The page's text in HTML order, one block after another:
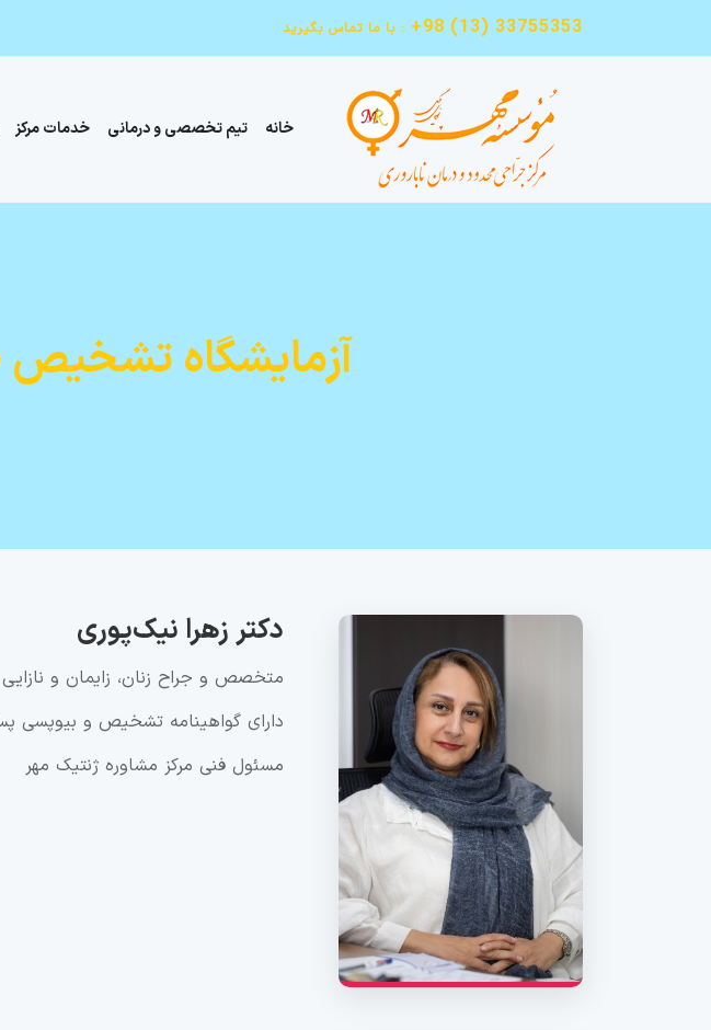
با ما تماس بگیرید : +98 (13) 33755353
خانه تیم تخصصی و درمانی خدمات مرکز
آزمایشگاه تشخیص
دکتر زهرا نیک‌پوری
متخصص و جراح زنان، زایمان و نازایی
دارای گواهینامه تشخیص و بیوپسی
مسئول فنی مرکز مشاوره ژنتیک مهر